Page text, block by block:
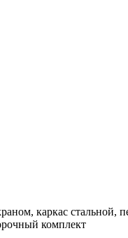
каркас стальной,
комплект